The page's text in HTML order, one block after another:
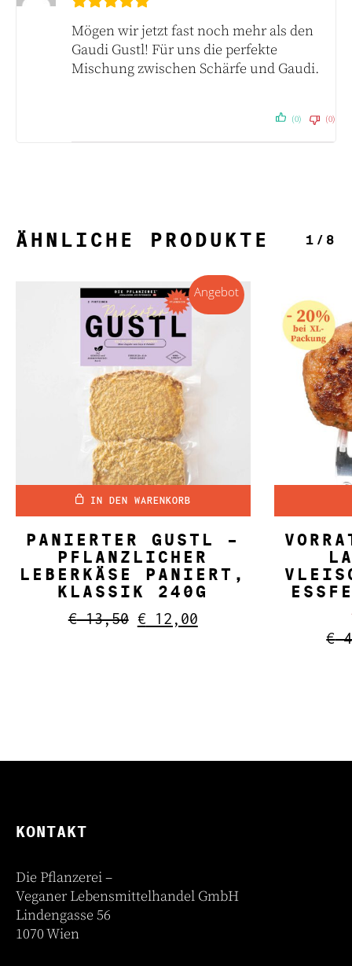
Mögen wir jetzt fast noch mehr als den
Gaudi Gustl! Für uns die perfekte
Mischung zwischen Schärfe und Gaudi.
(0) (0)
ÄHNLICHE PRODUKTE 1/8
Angebot
IN DEN WARENKORB
PANIERTER GUSTL –
PFLANZLICHER
LEBERKÄSE PANIERT,
KLASSIK 240G
€13,50 Ursprünglicher
€ 12,00Aktueller
€
KONTAKT
Die Pflanzerei –
Veganer Lebensmittelhandel GmbH
Lindengasse 56
1070 Wien